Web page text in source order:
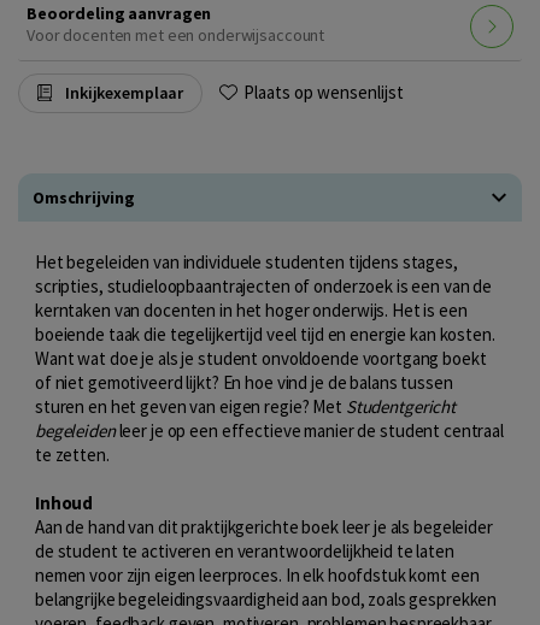
Beoordeling aanvragen
Voor docenten met een onderwijsaccount
Inkijkexemplaar Plaats op wensenlijst
Omschrijving
Het begeleiden van individuele studenten tijdens stages,
scripties, studieloopbaantrajecten of onderzoek is een van de
kerntaken van docenten in het hoger onderwijs. Het is een
boeiende taak die tegelijkertijd veel tijd en energie kan kosten.
Want wat doe je als je student onvoldoende voortgang boekt
of niet gemotiveerd lijkt? En hoe vind je de balans tussen
sturen en het geven van eigen regie? Met Studentgericht
begeleidenleer je op een effectieve manier de student centraal
te zetten.
Inhoud
Aan de hand van dit praktijkgerichte boek leer je als begeleider
de student te activeren en verantwoordelijkheid te laten
nemen voor zijn eigen leerproces. In elk hoofdstuk komt een
belangrijke begeleidingsvaardigheid aan bod, zoals gesprekken